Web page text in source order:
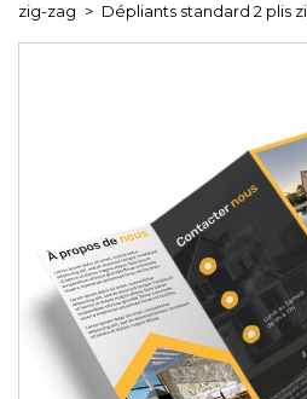
zig-zag
Dépliants standard 2 plis